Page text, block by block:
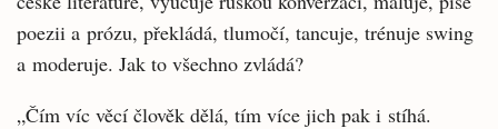
poezii a prózu, překládá, tlumočí, tancuje, trénuje swing
a moderuje. Jak to všechno zvládá?
„Čím víc věcí člověk dělá, tím více jich pak i stíhá.